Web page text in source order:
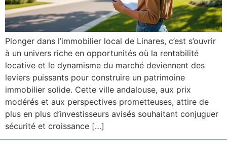
Plonger dans l’immobilier local de Linares, c’est s’ouvrir
à un univers riche en opportunités où la rentabilité
locative et le dynamisme du marché deviennent des
leviers puissants pour construire un patrimoine
immobilier solide. Cette ville andalouse, aux prix
modérés et aux perspectives prometteuses, attire de
plus en plus d’investisseurs avisés souhaitant conjuguer
sécurité et croissance […]